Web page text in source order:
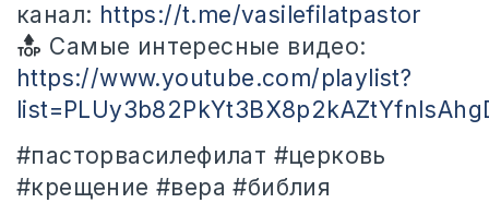
канал: https://t.me/vasilefilatpastor
Самые интересные видео:
https://www.youtube.com/playlist?
#пасторвасилефилат #церковь
#крещение #вера #библия